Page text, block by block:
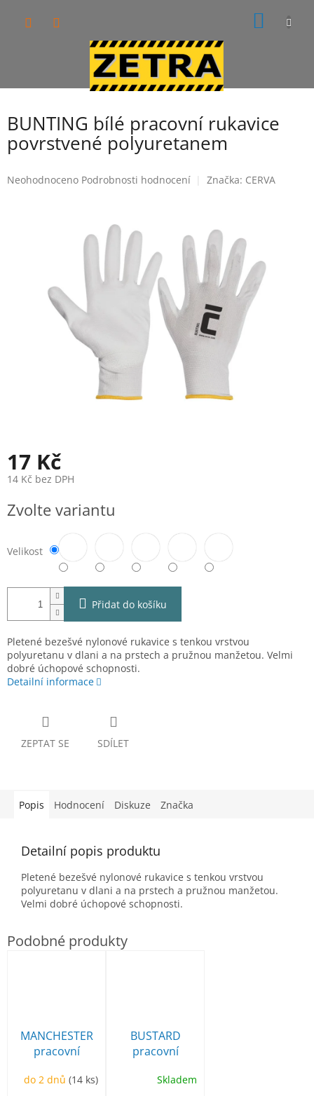
BUNTING bílé pracovní rukavice
povrstvené polyuretanem
Průměrné
Neohodnoceno Podrobnosti hodnocení Značka: CERVA
17 Kč
14 Kč bez DPH
cena:
Zvolte variantu
Velikost
Přidat do košíku
Pletené bezešvé nylonové rukavice s tenkou vrstvou
polyuretanu v dlani a na prstech a pružnou manžetou. Velmi
dobré úchopové schopnosti.
Detailní informace
ZEPTAT SE SDÍLET
Popis Hodnocení Diskuze Značka
Detailní popis produktu
Pletené bezešvé nylonové rukavice s tenkou vrstvou
polyuretanu v dlani a na prstech a pružnou manžetou.
Velmi dobré úchopové schopnosti.
MANCHESTER
pracovní
do 2 dnů(14 ks)
BUSTARD
pracovní
bavlněné s PVC
Skladem